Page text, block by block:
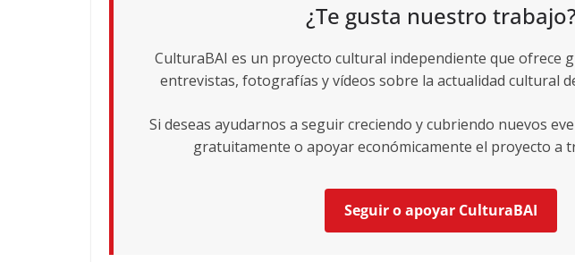
¿Te gusta nuestro trabajo?
CulturaBAI es un proyecto cultural independiente que ofrece
entrevistas, fotografías y vídeos sobre la actualidad cultural
Si deseas ayudarnos a seguir creciendo y cubriendo nuevos
gratuitamente o apoyar económicamente el proyecto a
Seguir o apoyar CulturaBAI